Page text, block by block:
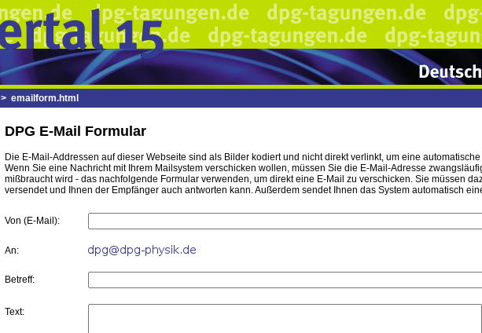
> emailform.html
DPG E-Mail Formular
Die E-Mail-Addressen auf dieser Webseite sind als Bilder kodiert und nicht direkt verlinkt, um eine
Wenn Sie eine Nachricht mit Ihrem Mailsystem verschicken wollen, müssen Sie die E-Mail-Adresse
mißbraucht wird - das nachfolgende Formular verwenden, um direkt eine E-Mail zu verschicken. Sie müssen
versendet und Ihnen der Empfänger auch antworten kann. Außerdem sendet Ihnen das System automatisch
Von (E-Mail):
An:
Betreff:
Text: